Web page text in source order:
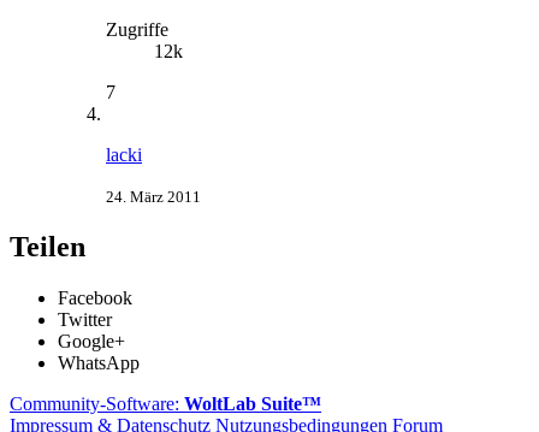
Zugriffe
12k
7
lacki
24. März 2011
Teilen
Facebook
Twitter
Google+
WhatsApp
Community-Software: WoltLab Suite™
Impressum & Datenschutz Nutzungsbedingungen Forum